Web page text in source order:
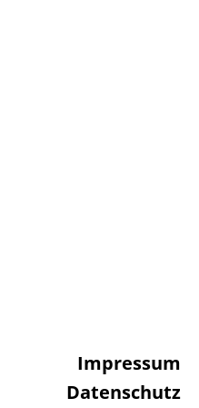
Impressum
Datenschutz